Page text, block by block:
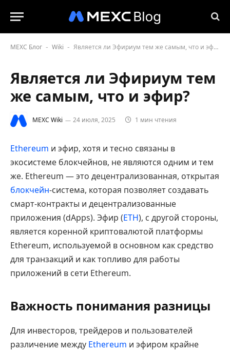
MEXC Блог - Wiki - Является ли Эфириум тем же самым, что и эфир?
Является ли Эфириум тем
же самым, что и эфир?
MEXC Wiki 24 июля, 2025 1 мин чтения
Ethereum и эфир, хотя и тесно связаны в
экосистеме блокчейнов, не являются одним и тем
же. Ethereum — это децентрализованная, открытая
блокчейн-система, которая позволяет создавать
смарт-контракты и децентрализованные
приложения (dApps). Эфир (ETH), с другой стороны,
является коренной криптовалютой платформы
Ethereum, используемой в основном как средство
для транзакций и как топливо для работы
приложений в сети Ethereum.
Важность понимания разницы
Для инвесторов, трейдеров и пользователей
различение между Ethereum и эфиром крайне